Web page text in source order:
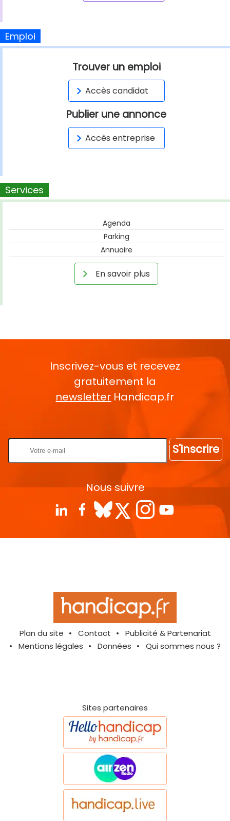
Emploi
Trouver un emploi
Accès candidat
Publier une annonce
Accès entreprise
Services
Agenda
Parking
Annuaire
En savoir plus
Inscrivez-vous et recevez
gratuitement la
newsletter Handicap.fr
S'inscrire
Nous suivre
Plan du site Contact
Publicité & Partenariat
Mentions légales
Données Qui sommes nous ?
Sites partenaires